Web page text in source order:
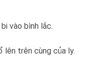
vào bình lắc.
lên trên cùng của ly.